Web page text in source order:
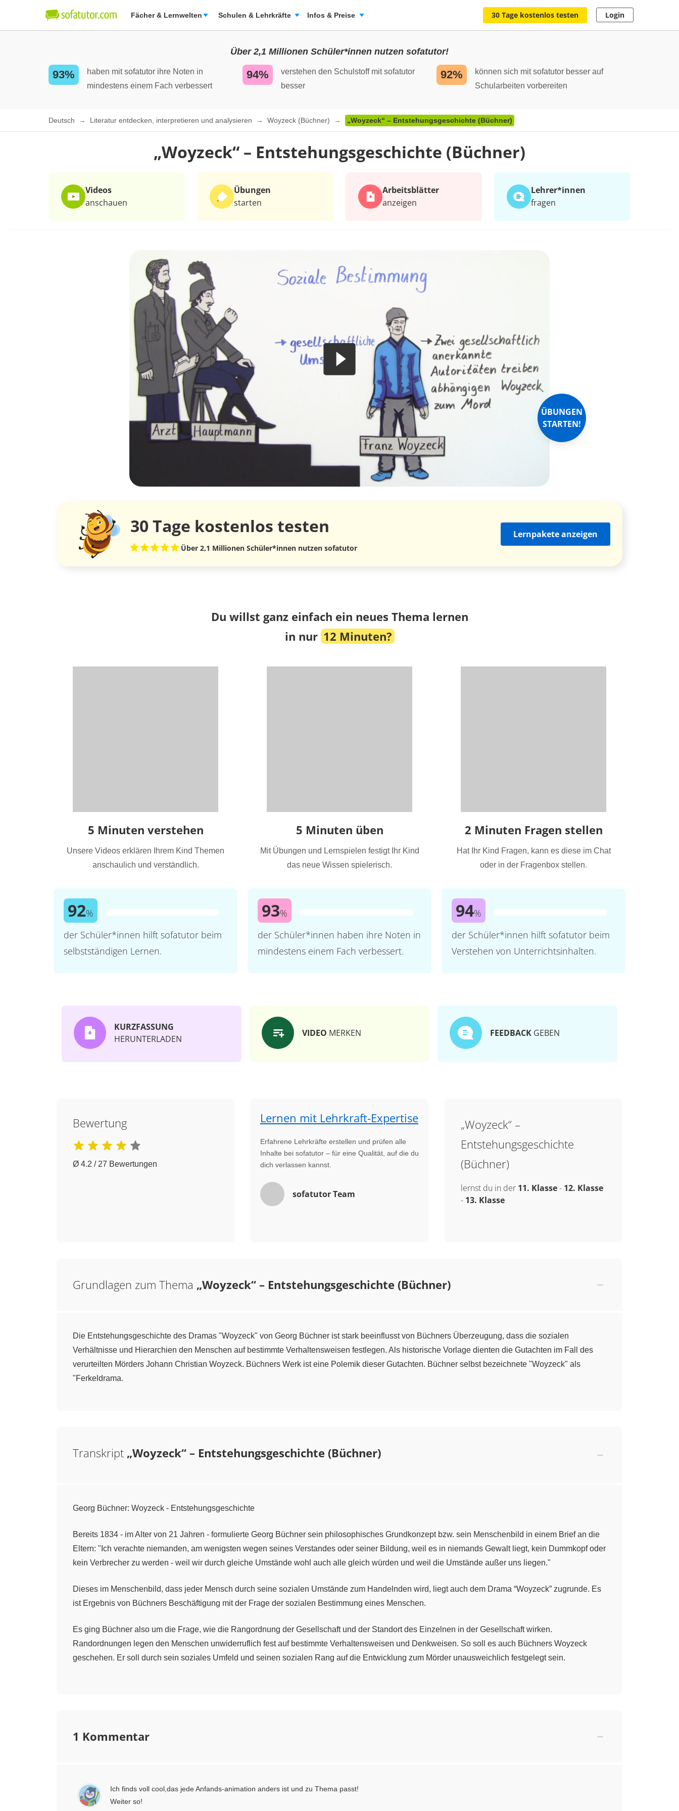
Fächer & Lernwelten Schulen & Lehrkräfte Infos & Preise 30 Tage kostenlos testen Login
Über 2,1 Millionen Schüler*innen nutzen sofatutor!
93%
haben mit sofatutor ihre Noten in
mindestens einem Fach verbessert
94%
verstehen den Schulstoff mit sofatutor
besser
92%
können sich mit sofatutor besser auf
Schularbeiten vorbereiten
Deutsch Literatur entdecken, interpretieren und analysieren Woyzeck (Büchner) „Woyzeck“ – Entstehungsgeschichte (Büchner)
„Woyzeck“ – Entstehungsgeschichte (Büchner)
Videos
anschauen
Übungen
starten
Arbeits­blätter
anzeigen
Lehrer*​innen
fragen
ÜBUNGEN
STARTEN!
30 Tage kostenlos testen
Über 2,1 Millionen Schüler*innen nutzen sofatutor
Lernpakete anzeigen
Du willst ganz einfach ein neues Thema lernen
in nur 12 Minuten?
5 Minuten verstehen
Unsere Videos erklären Ihrem Kind Themen
anschaulich und verständlich.
92%
der Schüler*innen hilft sofatutor beim
selbstständigen Lernen.
5 Minuten üben
Mit Übungen und Lernspielen festigt Ihr Kind
das neue Wissen spielerisch.
93%
der Schüler*innen haben ihre Noten in
mindestens einem Fach verbessert.
2 Minuten Fragen stellen
Hat Ihr Kind Fragen, kann es diese im Chat
oder in der Fragenbox stellen.
94%
der Schüler*innen hilft sofatutor beim
Verstehen von Unterrichtsinhalten.
KURZFASSUNG
HERUNTERLADEN
VIDEO MERKEN FEEDBACK GEBEN
Bewertung
Ø 4.2 / 27 Bewertungen
Lernen mit Lehrkraft-Expertise
Erfahrene Lehrkräfte erstellen und prüfen alle
Inhalte bei sofatutor – für eine Qualität, auf die du
dich verlassen kannst.
sofatutor Team
„Woyzeck“ –
Entstehungsgeschichte
(Büchner)
lernst du in der 11. Klasse- 12. Klasse
- 13. Klasse
Grundlagen zum Thema „Woyzeck“ – Entstehungsgeschichte (Büchner)
Die Entstehungsgeschichte des Dramas "Woyzeck" von Georg Büchner ist stark beeinflusst von Büchners Überzeugung, dass die sozialen
Verhältnisse und Hierarchien den Menschen auf bestimmte Verhaltensweisen festlegen. Als historische Vorlage dienten die Gutachten im Fall des
verurteilten Mörders Johann Christian Woyzeck. Büchners Werk ist eine Polemik dieser Gutachten. Büchner selbst bezeichnete "Woyzeck" als
"Ferkeldrama.
Transkript „Woyzeck“ – Entstehungsgeschichte (Büchner)
Georg Büchner: Woyzeck - Entstehungsgeschichte
Bereits 1834 - im Alter von 21 Jahren - formulierte Georg Büchner sein philosophisches Grundkonzept bzw. sein Menschenbild in einem Brief an die
Eltern: "Ich verachte niemanden, am wenigsten wegen seines Verstandes oder seiner Bildung, weil es in niemands Gewalt liegt, kein Dummkopf oder
kein Verbrecher zu werden - weil wir durch gleiche Umstände wohl auch alle gleich würden und weil die Umstände außer uns liegen."
Dieses im Menschenbild, dass jeder Mensch durch seine sozialen Umstände zum Handelnden wird, liegt auch dem Drama “Woyzeck” zugrunde. Es
ist Ergebnis von Büchners Beschäftigung mit der Frage der sozialen Bestimmung eines Menschen.
Es ging Büchner also um die Frage, wie die Rangordnung der Gesellschaft und der Standort des Einzelnen in der Gesellschaft wirken.
Randordnungen legen den Menschen unwiderruflich fest auf bestimmte Verhaltensweisen und Denkweisen. So soll es auch Büchners Woyzeck
geschehen. Er soll durch sein soziales Umfeld und seinen sozialen Rang auf die Entwicklung zum Mörder unausweichlich festgelegt sein.
Der Autor selbst bezeichnete "Leonce und Lena" und "Woyzeck" als "Ferkeldramen". Damit spielte er vermutlich auf das erotische und sinnliche
Der Bruder Ludwig Büchner, der 1850 die Schriften Büchners herausgab, verzichtete auf den Druck des "Woyzeck". Zum einen war das Manuskript
schwer leserlich, zum anderen mögen politische oder andere Bedenken eine Rolle gespielt haben.
1 Kommentar
Ich finds voll cool,das jede Anfands-animation anders ist und zu Thema passt!
Weiter so!